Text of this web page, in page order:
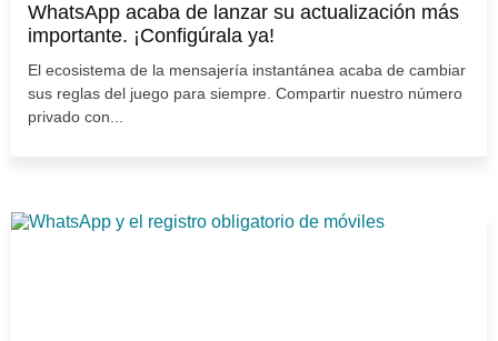
WhatsApp acaba de lanzar su actualización más
importante. ¡Configúrala ya!
El ecosistema de la mensajería instantánea acaba de cambiar
sus reglas del juego para siempre. Compartir nuestro número
privado con...